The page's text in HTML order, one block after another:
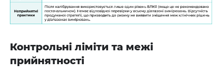
Контрольні ліміти та межі
прийнятності